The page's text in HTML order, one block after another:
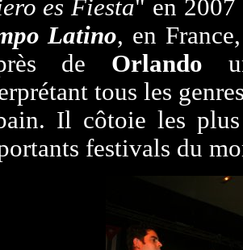
es Fiesta" en
Latino, en
de Orlando
tous les
Il côtoie les
festivals du